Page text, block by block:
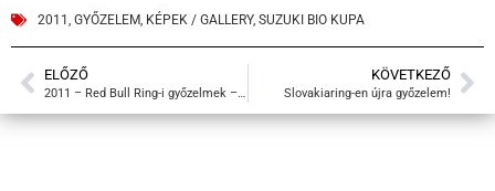
2011 , GYŐZELEM, KÉPEK / GALLERY, SUZUKI BIO KUPA
ELŐZŐ
2011 – Red Bull Ring-i győzelmek – onboard
KÖVETKEZŐ
Slovakiaring-en újra győzelem!